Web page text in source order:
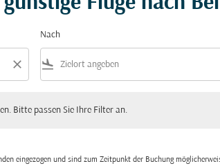
close
Nach
flight_land
Bitte passen Sie Ihre Filter an.
eingezogen und sind zum Zeitpunkt der Buchung